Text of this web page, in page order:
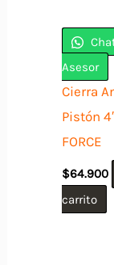
Asesor
Cierra
Pistón
FORCE
$64.900
carrito